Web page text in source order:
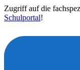
Zugriff auf die
Schulportal!